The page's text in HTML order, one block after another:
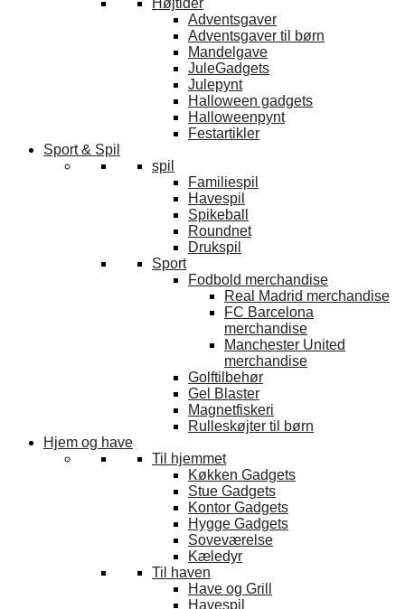
Højtider
Adventsgaver
Adventsgaver til børn
Mandelgave
JuleGadgets
Julepynt
Halloween gadgets
Halloweenpynt
Festartikler
Sport & Spil
spil
Familiespil
Havespil
Spikeball
Roundnet
Drukspil
Sport
Fodbold merchandise
Real Madrid merchandise
FC Barcelona
merchandise
Manchester United
merchandise
Golftilbehør
Gel Blaster
Magnetfiskeri
Rulleskøjter til børn
Hjem og have
Til hjemmet
Køkken Gadgets
Stue Gadgets
Kontor Gadgets
Hygge Gadgets
Soveværelse
Kæledyr
Til haven
Have og Grill
Havespil